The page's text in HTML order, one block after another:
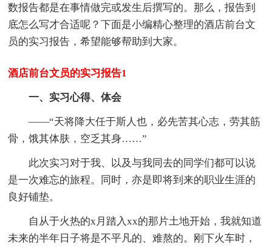
数报告都是在事情做完或发生后撰写的。那么，报告到
底怎么写才合适呢？下面是小编精心整理的酒店前台文
员的实习报告，希望能够帮助到大家。
酒店前台文员的实习报告1
一、实习心得、体会
——“天将降大任于斯人也，必先苦其心志，劳其筋
骨，饿其体肤，空乏其身……”
此次实习对于我、以及与我同去的同学们都可以说
是一次难忘的旅程。同时，亦是即将到来的职业生涯的
良好铺垫。
自从于火热的x月踏入xx的那片土地开始，我就知道
未来的半年日子将是不平凡的、难熬的。刚下火车时，